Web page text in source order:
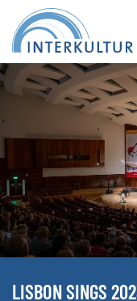
LISBON SINGS